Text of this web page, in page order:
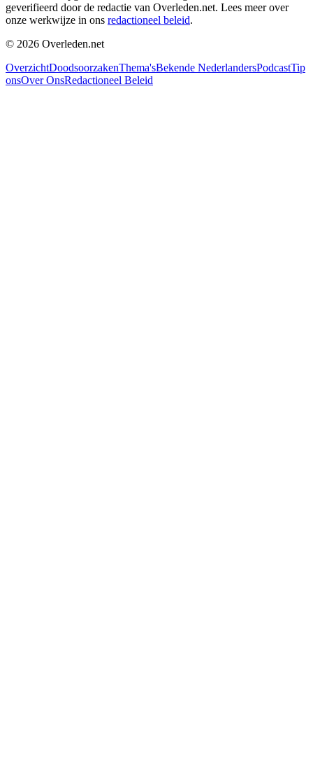
geverifieerd door de redactie van Overleden.net. Lees meer over
onze werkwijze in ons redactioneel beleid.
© 2026 Overleden.net
OverzichtDoodsoorzakenThema'sBekende NederlandersPodcastTip
onsOver OnsRedactioneel Beleid